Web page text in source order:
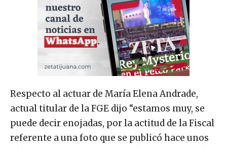
Respecto al actuar de María Elena Andrade,
actual titular de la FGE dijo “estamos muy, se
puede decir enojadas, por la actitud de la Fiscal
referente a una foto que se publicó hace unos